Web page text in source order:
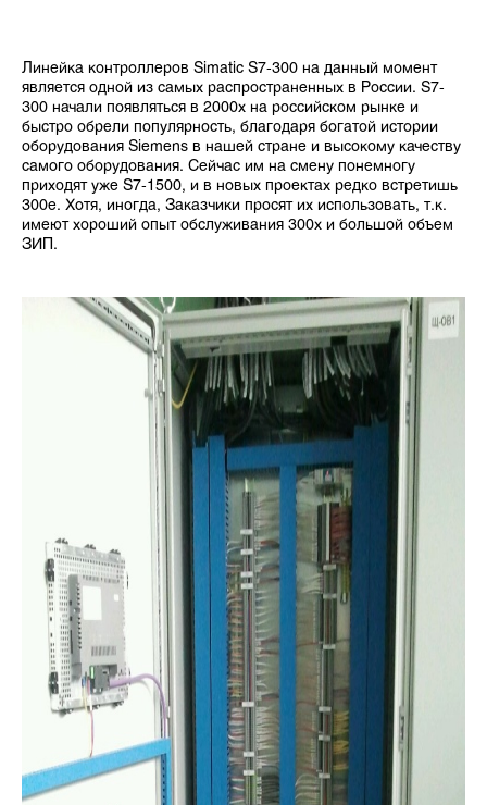
Линейка контроллеров Simatic S7-300 на данный момент
является одной из самых распространенных в России. S7-
300 начали появляться в 2000х на российском рынке и
быстро обрели популярность, благодаря богатой истории
оборудования Siemens в нашей стране и высокому качеству
самого оборудования. Сейчас им на смену понемногу
приходят уже S7-1500, и в новых проектах редко встретишь
300е. Хотя, иногда, Заказчики просят их использовать, т.к.
имеют хороший опыт обслуживания 300х и большой объем
ЗИП.